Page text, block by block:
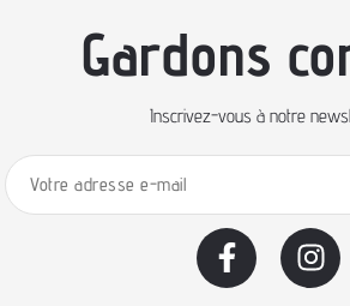
Gardons
Inscrivez-vous à notre